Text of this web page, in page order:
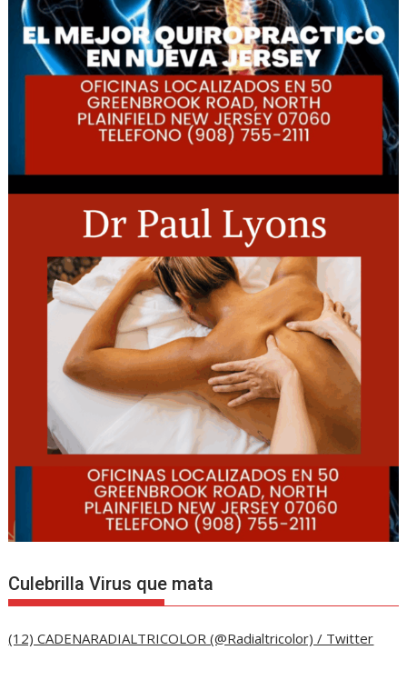
Culebrilla Virus que mata
(12) CADENARADIALTRICOLOR (@Radialtricolor) / Twitter